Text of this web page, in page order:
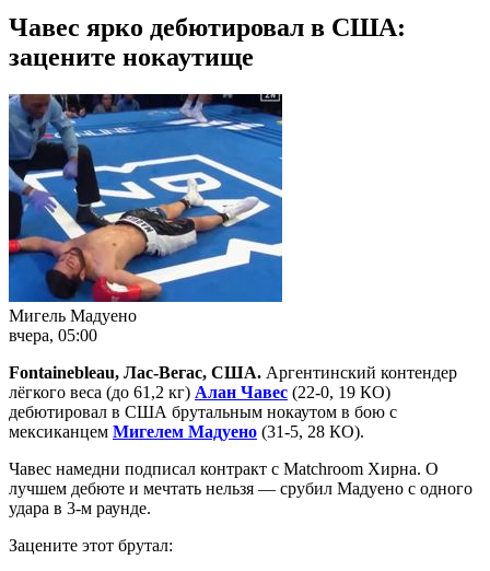
Чавес ярко дебютировал в США:
зацените нокаутище
Мигель Мадуено
вчера, 05:00
Fontainebleau, Лас-Вегас, США. Аргентинский контендер
лёгкого веса (до 61,2 кг) Алан Чавес (22-0, 19 КО)
дебютировал в США брутальным нокаутом в бою с
мексиканцем Мигелем Мадуено (31-5, 28 КО).
Чавес намедни подписал контракт с Matchroom Хирна. О
лучшем дебюте и мечтать нельзя — срубил Мадуено с одного
удара в 3-м раунде.
Зацените этот брутал: